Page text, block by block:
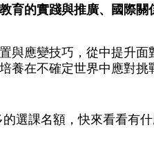
育的實踐與推廣、國際
與應變技巧，從中提升
養在不確定世界中應對挑
選課名額，快來看看有